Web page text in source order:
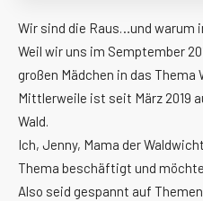
Wir sind die Raus…und warum
Weil wir uns im Semptember
großen Mädchen in das
Mittlerweile ist seit März 2019
Wald.
Ich, Jenny, Mama der
Thema beschäftigt und
Also seid gespannt auf